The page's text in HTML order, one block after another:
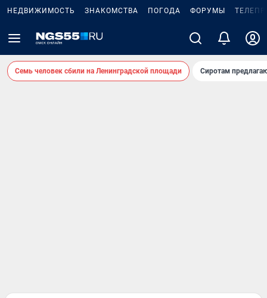
НЕДВИЖИМОСТЬ ЗНАКОМСТВА ПОГОДА ФОРУМЫ
Семь человек сбили на Ленинградской площади Сиротам